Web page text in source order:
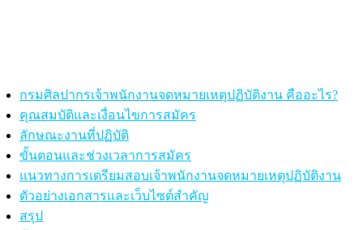
กรมศิลปากรเจ้าพนักงานจดหมายเหตุปฏิบัติงาน คืออะไร?
คุณสมบัติและเงื่อนไขการสมัคร
ลักษณะงานที่ปฏิบัติ
ขั้นตอนและช่วงเวลาการสมัคร
แนวทางการเตรียมสอบเจ้าพนักงานจดหมายเหตุปฏิบัติงาน
ตัวอย่างเอกสารและเว็บไซต์สำคัญ
สรุป